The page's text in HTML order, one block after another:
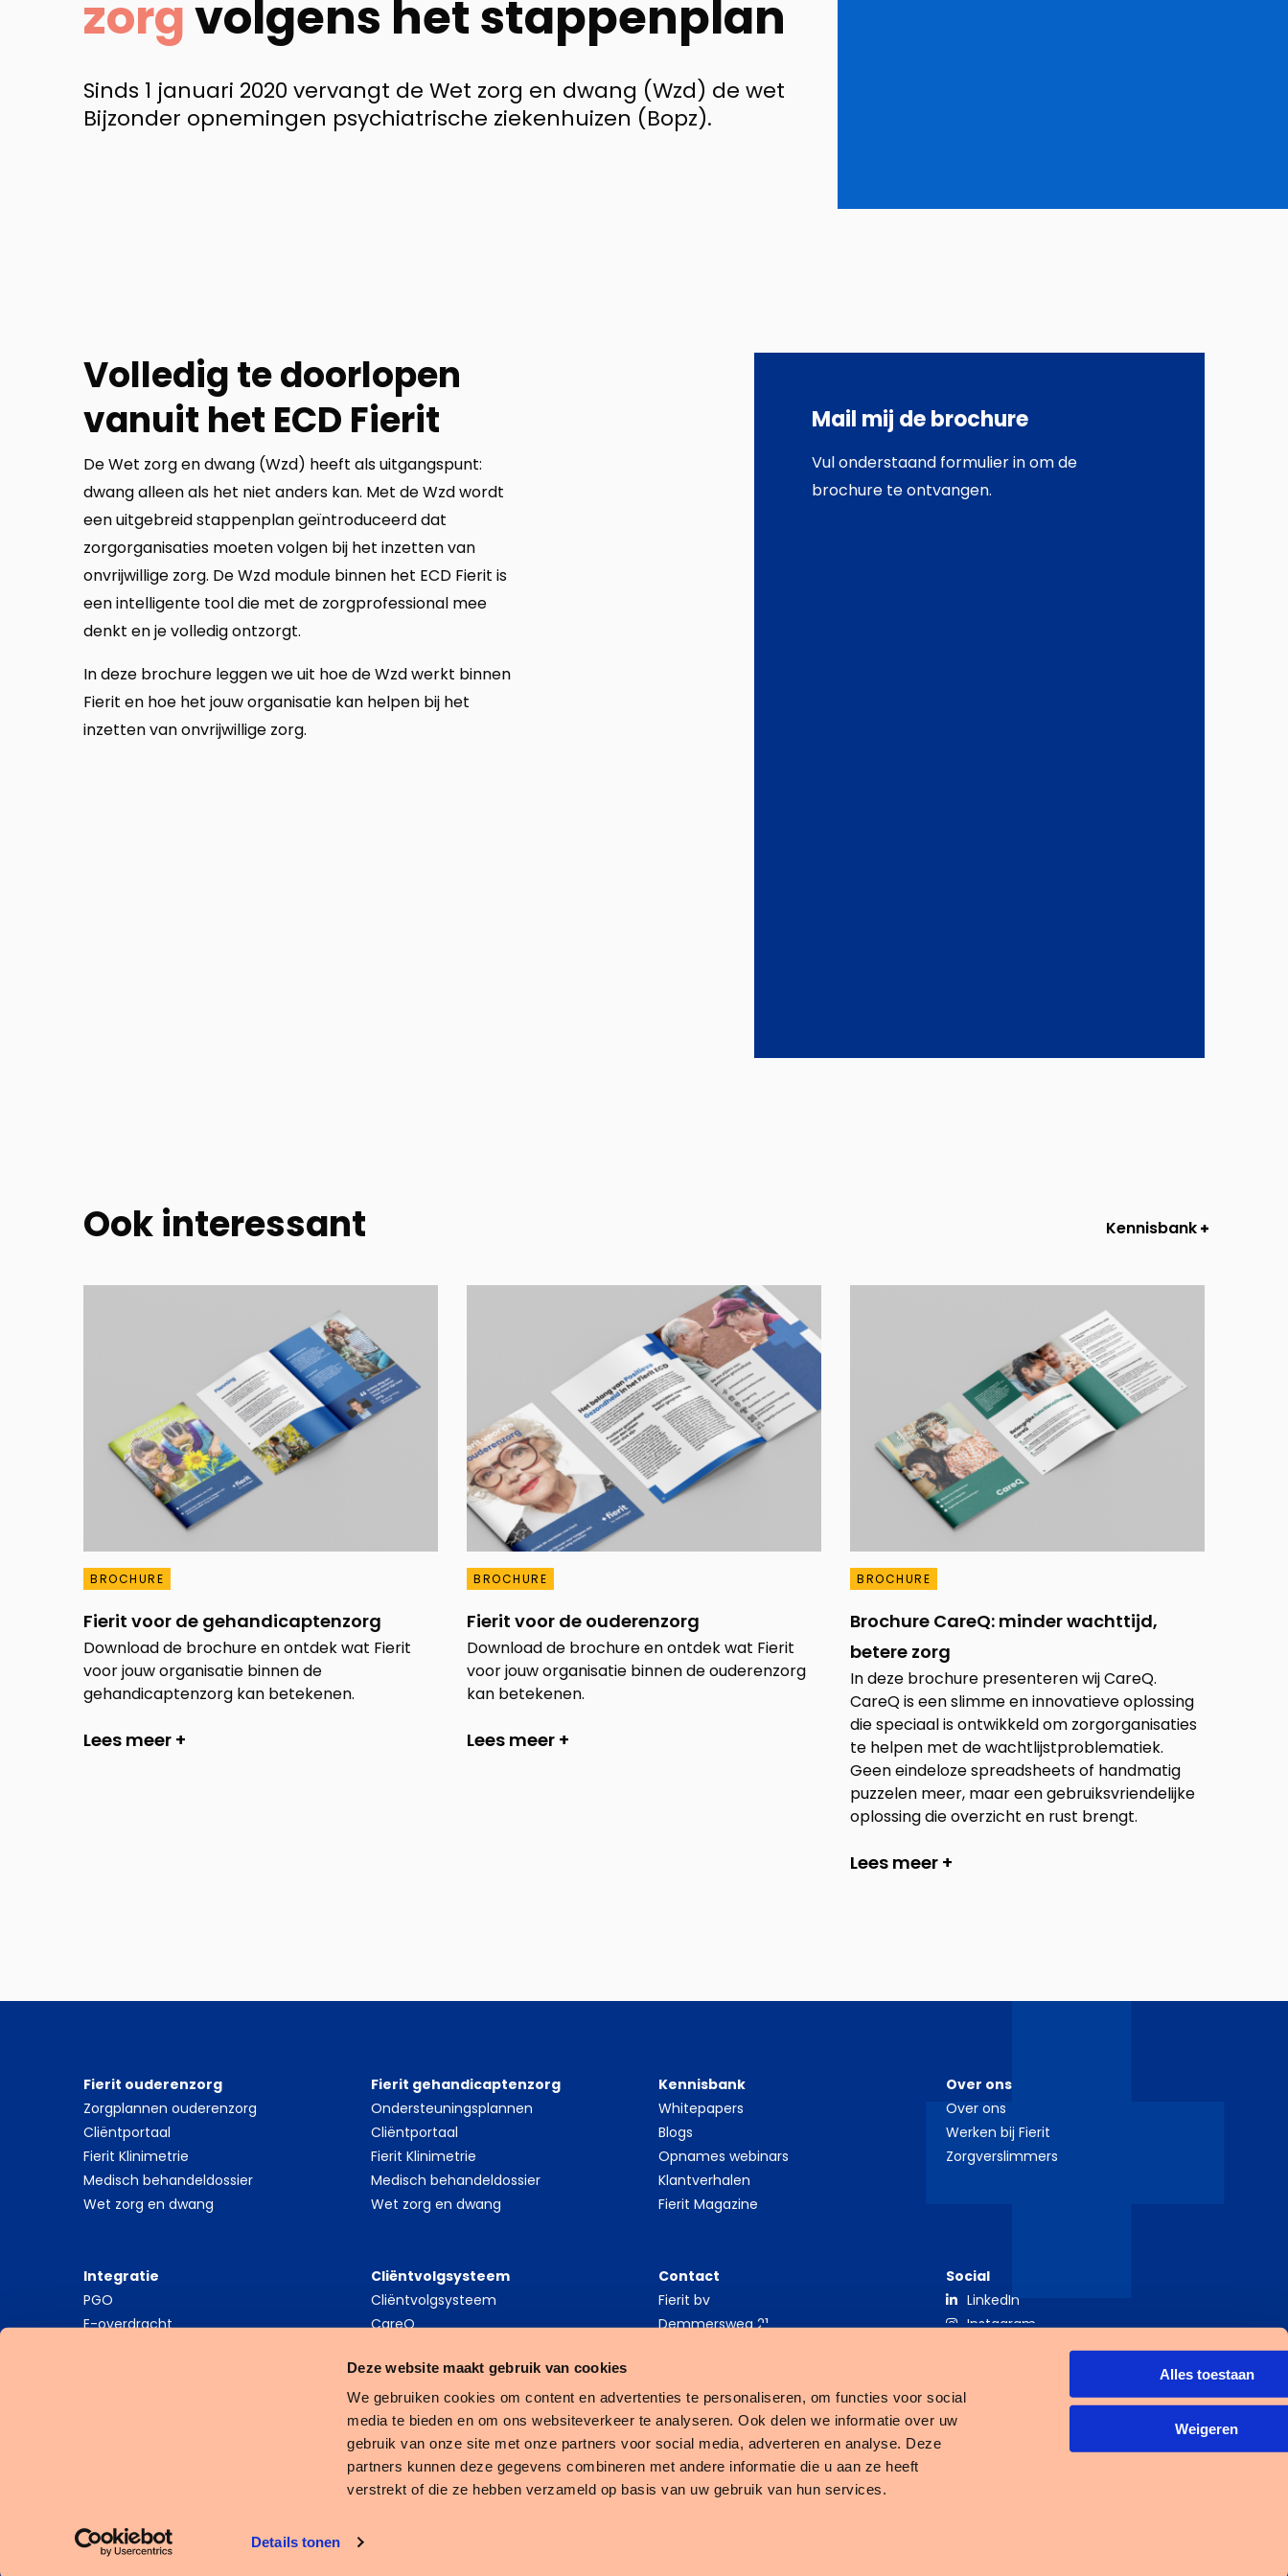
Deze website maakt gebruik van cookies
We gebruiken cookies om content en advertenties te personaliseren, om functies voor social
media te bieden en om ons websiteverkeer te analyseren. Ook delen we informatie over uw
gebruik van onze site met onze partners voor social media, adverteren en analyse. Deze
partners kunnen deze gegevens combineren met andere informatie die u aan ze heeft
verstrekt of die ze hebben verzameld op basis van uw gebruik van hun services.
Details tonen
Alles toestaan
Weigeren
zorgvolgens het stappenplan
Sinds 1 januari 2020 vervangt de Wet zorg en dwang (Wzd) de wet
Bijzonder opnemingen psychiatrische ziekenhuizen (Bopz).
Volledig te doorlopen
vanuit het ECD Fierit
De Wet zorg en dwang (Wzd) heeft als uitgangspunt:
dwang alleen als het niet anders kan. Met de Wzd wordt
een uitgebreid stappenplan geïntroduceerd dat
zorgorganisaties moeten volgen bij het inzetten van
onvrijwillige zorg. De Wzd module binnen het ECD Fierit is
een intelligente tool die met de zorgprofessional mee
denkt en je volledig ontzorgt.
In deze brochure leggen we uit hoe de Wzd werkt binnen
Fierit en hoe het jouw organisatie kan helpen bij het
inzetten van onvrijwillige zorg.
Mail mij de brochure
Vul onderstaand formulier in om de
brochure te ontvangen.
Ook interessant Kennisbank
BROCHURE
Fierit voor de gehandicaptenzorg
Download de brochure en ontdek wat Fierit
voor jouw organisatie binnen de
gehandicaptenzorg kan betekenen.
Lees meer +
BROCHURE
Fierit voor de ouderenzorg
Download de brochure en ontdek wat Fierit
voor jouw organisatie binnen de ouderenzorg
kan betekenen.
Lees meer +
BROCHURE
Brochure CareQ: minder wachttijd,
betere zorg
In deze brochure presenteren wij CareQ.
CareQ is een slimme en innovatieve oplossing
die speciaal is ontwikkeld om zorgorganisaties
te helpen met de wachtlijstproblematiek.
Geen eindeloze spreadsheets of handmatig
puzzelen meer, maar een gebruiksvriendelijke
oplossing die overzicht en rust brengt.
Lees meer +
Fierit ouderenzorg
Zorgplannen ouderenzorg
Cliëntportaal
Fierit Klinimetrie
Medisch behandeldossier
Wet zorg en dwang
Fierit gehandicaptenzorg
Ondersteuningsplannen
Cliëntportaal
Fierit Klinimetrie
Medisch behandeldossier
Wet zorg en dwang
Kennisbank
Whitepapers
Blogs
Opnames webinars
Klantverhalen
Fierit Magazine
Over ons
Over ons
Werken bij Fierit
Zorgverslimmers
Integratie
PGO
E-overdracht
Cliëntvolgsysteem
Cliëntvolgsysteem
CareQ
Contact
Fierit bv
Demmersweg 21
Social
LinkedIn
Instagram
Cookies Privacy Statement Algemene Voorwaarden
Schrijf je in voor onze
nieuwsbrief
Zo ben jij elke maand op de hoogte van de laatste
ontwikkelingen in de zorg!
×